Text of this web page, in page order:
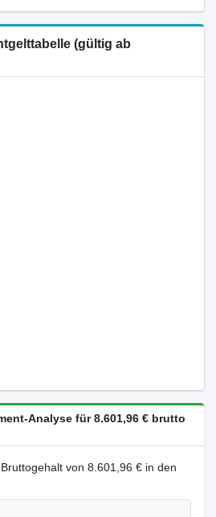
(gültig ab
Analyse für 8.601,96 € brutto
von 8.601,96 € in den